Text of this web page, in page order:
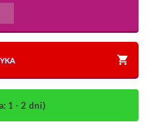
1 - 2 dni)